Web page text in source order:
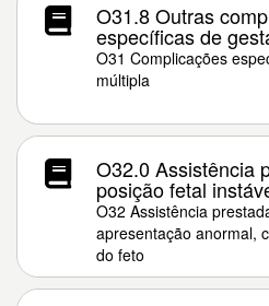
O31.8 Outras
específicas de
O31 Complicações
múltipla
O32.0 Assistência
posição fetal
O32 Assistência
apresentação anormal,
do feto